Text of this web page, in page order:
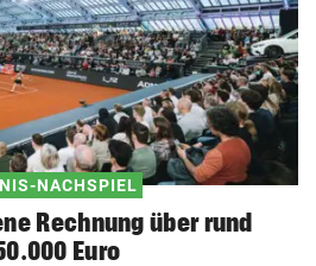
NACHSPIEL
Rechnung über rund
Euro